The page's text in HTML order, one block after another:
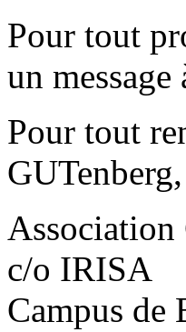
Pour tout
un message
Pour tout
Association
c/o IRISA
Campus de